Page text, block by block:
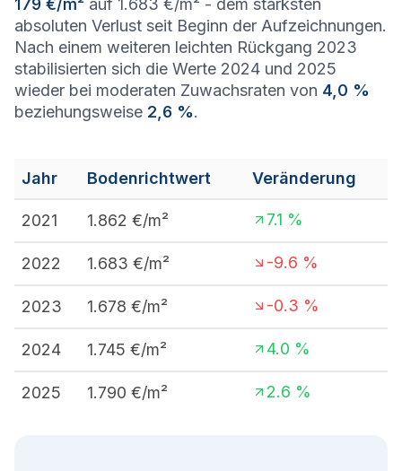
179 €/m² auf 1.683 €/m² - dem stärksten
absoluten Verlust seit Beginn der Aufzeichnungen.
Nach einem weiteren leichten Rückgang 2023
stabilisierten sich die Werte 2024 und 2025
wieder bei moderaten Zuwachsraten von 4,0 %
beziehungsweise 2,6 %.
Jahr Bodenrichtwert Veränderung
2021 1.862 €/m² 7.1 %
2022 1.683 €/m² -9.6 %
2023 1.678 €/m² -0.3 %
2024 1.745 €/m² 4.0 %
2025 1.790 €/m² 2.6 %